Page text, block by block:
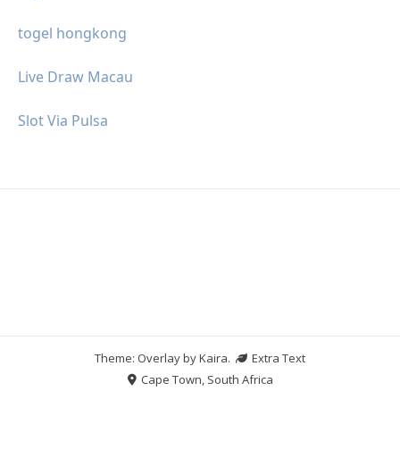
togel hongkong
Live Draw Macau
Slot Via Pulsa
Theme: Overlay byKaira.
Extra Text
Cape Town, South Africa